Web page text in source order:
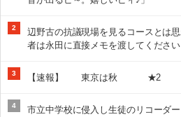
2
辺野古の抗議現場を見るコースとは
者は永田に直接メモを渡してください
3 【速報】 東京は秋 ★2
4
市立中学校に侵入し生徒のリコーダ